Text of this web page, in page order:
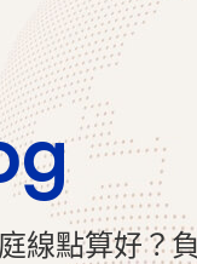
線點算好？